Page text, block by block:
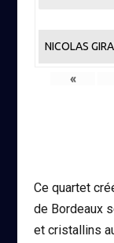
NICOLAS
«
Ce quartet
de Bordeaux
et cristallins